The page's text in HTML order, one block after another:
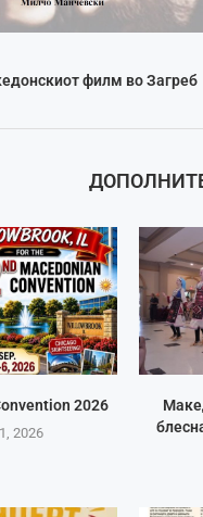
филм во Загреб
2026
2026